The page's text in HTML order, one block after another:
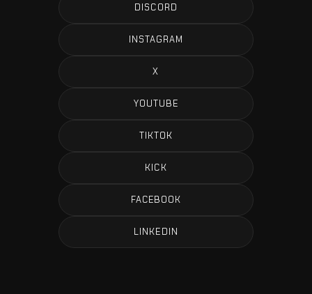
DISCORD
INSTAGRAM
X
YOUTUBE
TIKTOK
KICK
FACEBOOK
LINKEDIN